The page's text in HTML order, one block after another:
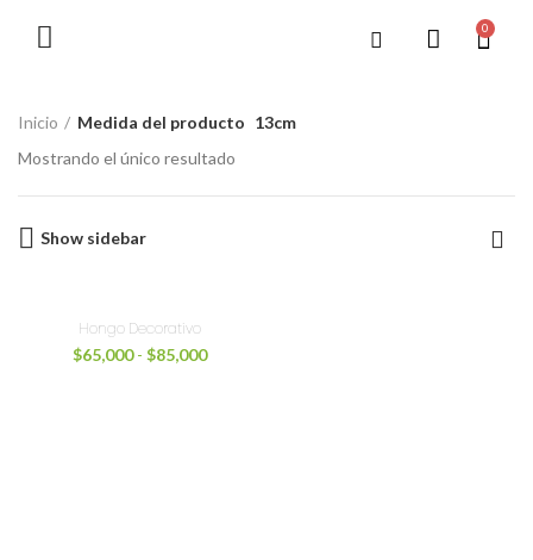
0
Inicio Medida del producto 13cm
Mostrando el único resultado
Show sidebar
Hongo Decorativo
$65,000 - $85,000